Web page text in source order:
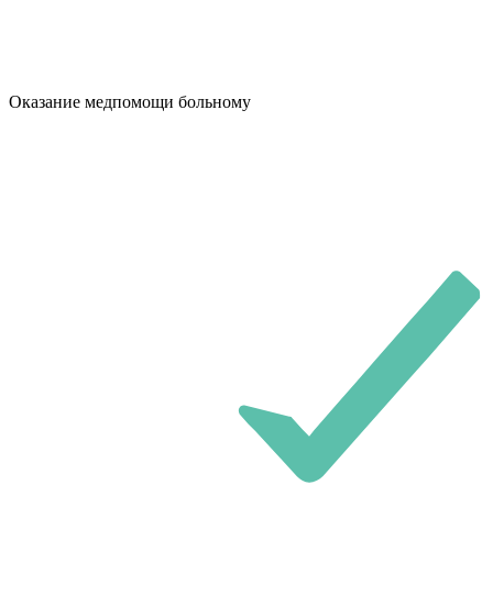
Оказание медпомощи больному